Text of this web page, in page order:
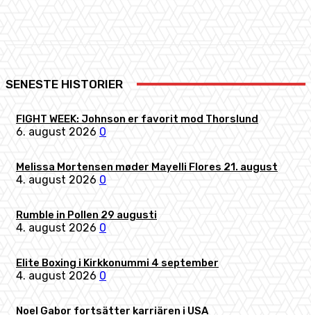
SENESTE HISTORIER
FIGHT WEEK: Johnson er favorit mod Thorslund
6. august 2026 0
Melissa Mortensen møder Mayelli Flores 21. august
4. august 2026 0
Rumble in Pollen 29 augusti
4. august 2026 0
Elite Boxing i Kirkkonummi 4 september
4. august 2026 0
Noel Gabor fortsätter karriären i USA